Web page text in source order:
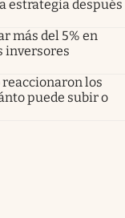
estrategia después
más del 5% en
inversores
los
puede subir o